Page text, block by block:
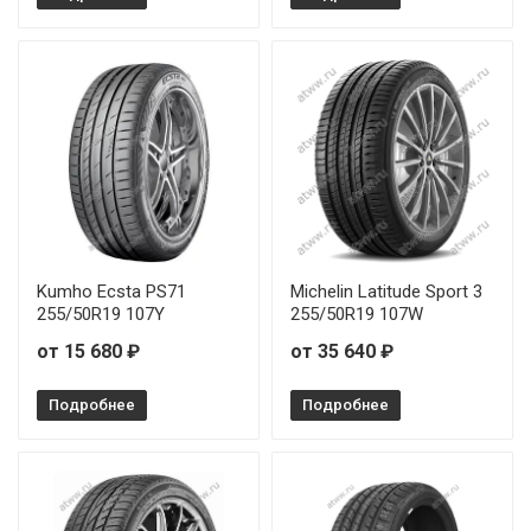
WindForce CatchFors UHP Pro 235/55R18 104W
WindForce CatchFors UHP Pro 235/55R20 105W
WindForce CatchFors UHP Pro 245/35R19 93Y
WindForce CatchFors UHP Pro 245/35R20 95Y
WindForce CatchFors UHP Pro 245/40R17 95W
WindForce CatchFors UHP Pro 245/40R18 97W
WindForce CatchFors UHP Pro 245/40R20 99Y
WindForce CatchFors UHP Pro 255/35R19 96Y
Kumho Ecsta PS71
255/50R19 107Y
от 15 680 ₽
Подробнее
Michelin Latitude Sport 3
255/50R19 107W
от 35 640 ₽
Подробнее